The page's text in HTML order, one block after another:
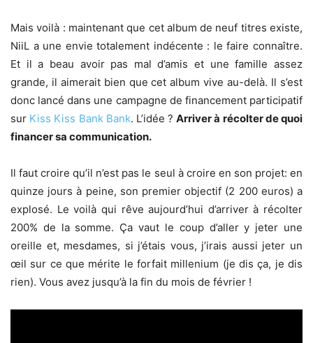
Mais voilà : maintenant que cet album de neuf titres existe,
NiiL a une envie totalement indécente : le faire connaître.
Et il a beau avoir pas mal d’amis et une famille assez
grande, il aimerait bien que cet album vive au-delà. Il s’est
donc lancé dans une campagne de financement participatif
sur Kiss Kiss Bank Bank. L’idée ?Arriver à récolter de quoi
financer sa communication.
Il faut croire qu’il n’est pas le seul à croire en son projet: en
quinze jours à peine, son premier objectif (2 200 euros) a
explosé. Le voilà qui rêve aujourd’hui d’arriver à récolter
200% de la somme. Ça vaut le coup d’aller y jeter une
oreille et, mesdames, si j’étais vous, j’irais aussi jeter un
œil sur ce que mérite le forfait millenium (je dis ça, je dis
rien). Vous avez jusqu’à la fin du mois de février !